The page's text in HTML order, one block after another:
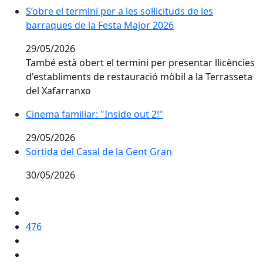
S’obre el termini per a les sol·licituds de les
barraques de la Festa Major 2026
S’obre el termini per a les sol·licituds de les
barraques de la Festa Major 2026
29/05/2026
També està obert el termini per presentar llicències
d'establiments de restauració mòbil a la Terrasseta
del Xafarranxo
Cinema familiar: "Inside out 2!"
Cinema familiar: "Inside out 2!"
29/05/2026
Sortida del Casal de la Gent Gran
Sortida del Casal de la Gent Gran
30/05/2026
476